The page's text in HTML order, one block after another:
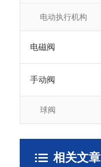
电动执行机构
电磁阀
手动阀
球阀
相关文章